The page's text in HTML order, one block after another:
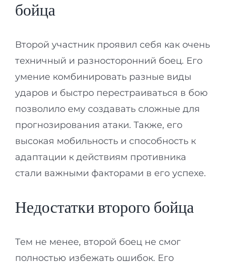
бойца
Второй участник проявил себя как очень
техничный и разносторонний боец. Его
умение комбинировать разные виды
ударов и быстро перестраиваться в бою
позволило ему создавать сложные для
прогнозирования атаки. Также, его
высокая мобильность и способность к
адаптации к действиям противника
стали важными факторами в его успехе.
Недостатки второго бойца
Тем не менее, второй боец не смог
полностью избежать ошибок. Его